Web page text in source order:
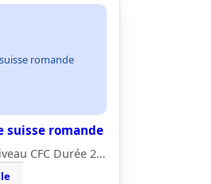
romande
suisse romande
CFC Durée 2…